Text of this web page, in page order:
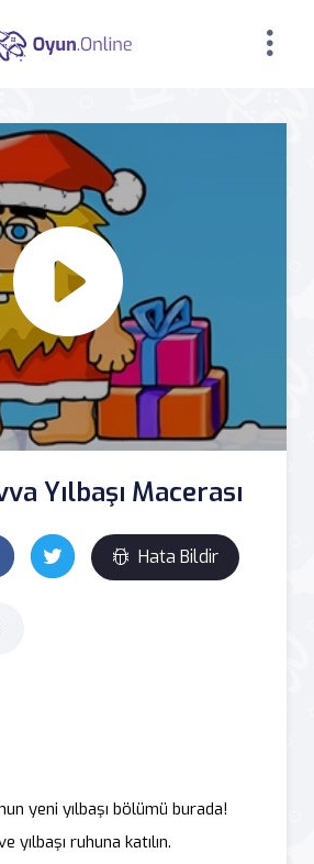
Yılbaşı Macerası
Hata Bildir
yeni yılbaşı bölümü burada!
yılbaşı ruhuna katılın.